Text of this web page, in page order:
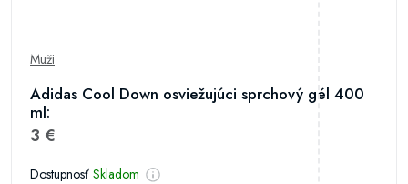
Muži
Adidas Cool Down osviežujúci sprchový gél 400
ml:
3 €
Dostupnosť Skladom